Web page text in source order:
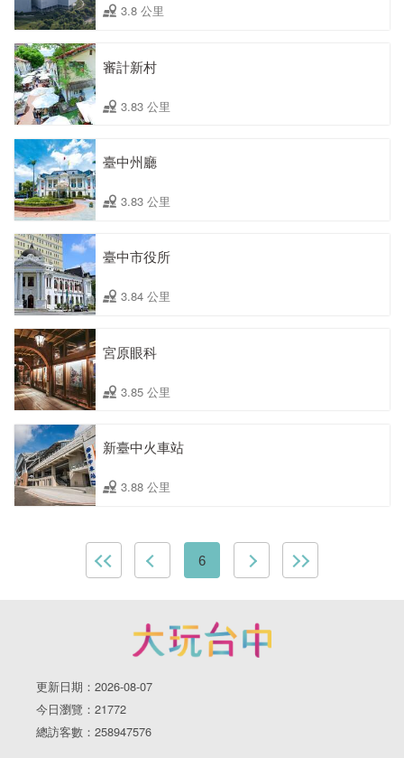
3.8 公里
審計新村
3.83 公里
臺中州廳
3.83 公里
臺中市役所
3.84 公里
宮原眼科
3.85 公里
新臺中火車站
3.88 公里
6
更新日期：2026-08-07
今日瀏覽：21772
總訪客數：258947576